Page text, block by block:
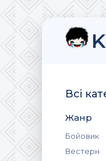
Всі
Жанр
Бойовик
Вестерн